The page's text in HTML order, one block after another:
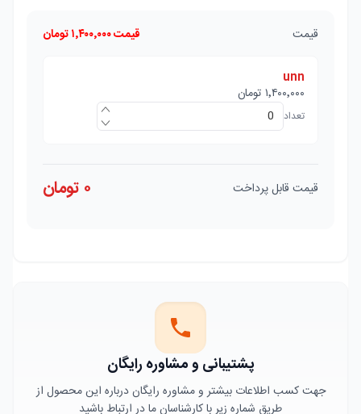
قیمت قیمت۱٬۴۰۰٬۰۰۰تومان
unn
۱٬۴۰۰٬۰۰۰ تومان
تعداد
قیمت قابل پرداخت ۰ تومان
پشتیبانی و مشاوره رایگان
جهت کسب اطلاعات بیشتر و مشاوره رایگان درباره این محصول از
طریق شماره زیر با کارشناسان ما در ارتباط باشید